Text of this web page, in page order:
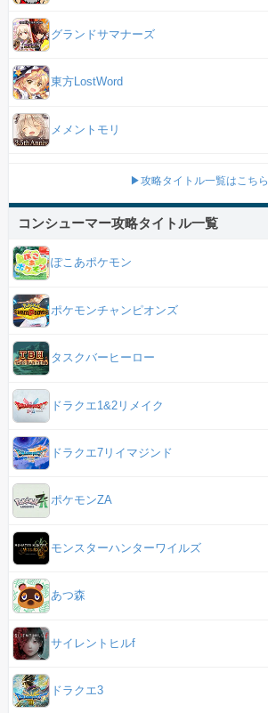
グランドサマナーズ
東方LostWord
メメントモリ
▶攻略タイトル一覧はこちら
コンシューマー攻略タイトル一覧
ぽこあポケモン
ポケモンチャンピオンズ
タスクバーヒーロー
ドラクエ1&2リメイク
ドラクエ7リイマジンド
ポケモンZA
モンスターハンターワイルズ
あつ森
サイレントヒルf
ドラクエ3